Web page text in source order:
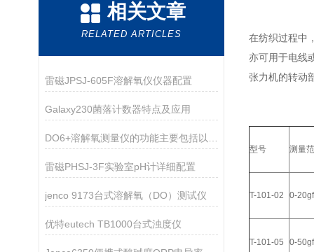
相关文章
RELATED ARTICLES
雷磁JPSJ-605F溶解氧仪仪器配置
Galaxy230菌落计数器特点及应用
雷磁PHSJ-3F实验室pH计详细配置
jenco 9173台式溶解氧（DO）测试仪
优特eutech TB1000台式浊度仪
在纺织过程中
亦可用于电线
张力机的转动
型号 测量
T-101-02 0-20gf
T-101-05 0-50gf